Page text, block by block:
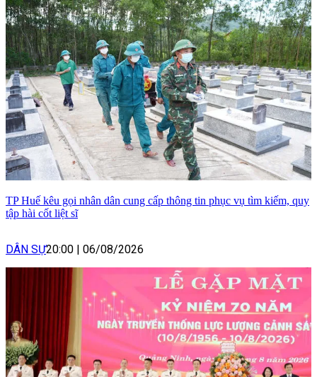
TP Huế kêu gọi nhân dân cung cấp thông tin phục vụ tìm kiếm, quy
tập hài cốt liệt sĩ
DÂN SỰ20:00 06/08/2026